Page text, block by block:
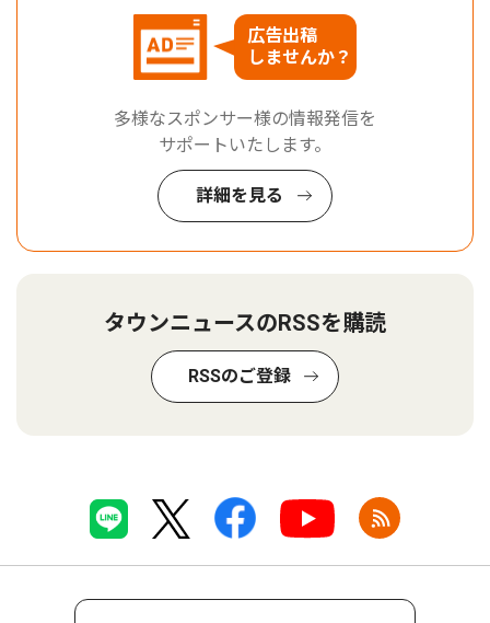
広告出稿
しませんか？
多様なスポンサー様の情報発信を
サポートいたします。
詳細を見る
タウンニュースのRSSを購読
RSSのご登録